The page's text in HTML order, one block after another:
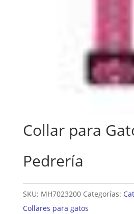
Collar para
Pedrería
SKU: MH7023200 Categorías:
Collares para gatos